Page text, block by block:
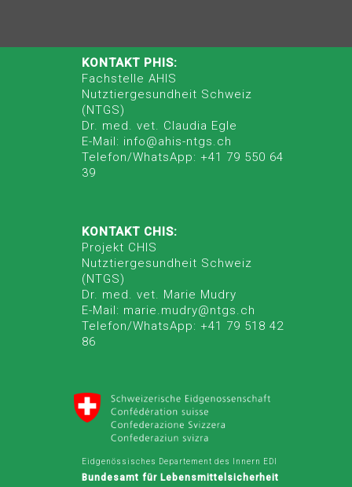
KONTAKT PHIS:
Fachstelle AHIS
Nutztiergesundheit Schweiz
(NTGS)
Dr. med. vet. Claudia Egle
E-Mail: info@ahis-ntgs.ch
Telefon/WhatsApp: +41 79 550 64
39
KONTAKT CHIS:
Projekt CHIS
Nutztiergesundheit Schweiz
(NTGS)
Dr. med. vet. Marie Mudry
E-Mail: marie.mudry@ntgs.ch
Telefon/WhatsApp: +41 79 518 42
86
Eidgenössisches Departement des Innern EDI
Bundesamt für Lebensmittelsicherheit